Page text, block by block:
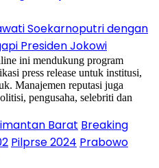
Soekarnoputri dengan
Presiden Jokowi
ini mendukung program
press release untuk institusi,
Manajemen reputasi juga
pengusaha, selebriti dan
Barat Breaking
Pilprse 2024 Prabowo